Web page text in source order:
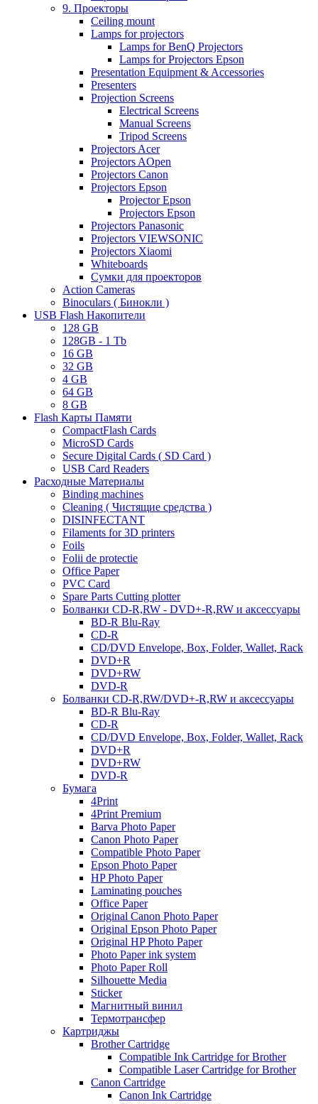
9. Проекторы
Ceiling mount
Lamps for projectors
Lamps for BenQ Projectors
Lamps for Projectors Epson
Presentation Equipment & Accessories
Presenters
Projection Screens
Electrical Screens
Manual Screens
Tripod Screens
Projectors Acer
Projectors AOpen
Projectors Canon
Projectors Epson
Projector Epson
Projectors Epson
Projectors Panasonic
Projectors VIEWSONIC
Projectors Xiaomi
Whiteboards
Сумки для проекторов
Action Cameras
Binoculars ( Бинокли )
USB Flash Накопители
128 GB
128GB - 1 Tb
16 GB
32 GB
4 GB
64 GB
8 GB
Flash Карты Памяти
CompactFlash Cards
MicroSD Cards
Secure Digital Cards ( SD Card )
USB Card Readers
Расходные Материалы
Binding machines
Cleaning ( Чистящие средства )
DISINFECTANT
Filaments for 3D printers
Foils
Folii de protectie
Office Paper
PVC Card
Spare Parts Cutting plotter
Болванки CD-R,RW - DVD+-R,RW и аксессуары
BD-R Blu-Ray
CD-R
CD/DVD Envelope, Box, Folder, Wallet, Rack
DVD+R
DVD+RW
DVD-R
Болванки CD-R,RW/DVD+-R,RW и аксессуары
BD-R Blu-Ray
CD-R
CD/DVD Envelope, Box, Folder, Wallet, Rack
DVD+R
DVD+RW
DVD-R
Бумага
4Print
4Print Premium
Barva Photo Paper
Canon Photo Paper
Compatible Photo Paper
Epson Photo Paper
HP Photo Paper
Laminating pouches
Office Paper
Original Canon Photo Paper
Original Epson Photo Paper
Original HP Photo Paper
Photo Paper ink system
Photo Paper Roll
Silhouette Media
Sticker
Магнитный винил
Термотрансфер
Картриджы
Brother Cartridge
Compatible Ink Cartridge for Brother
Compatible Laser Cartridge for Brother
Canon Cartridge
Canon Ink Cartridge